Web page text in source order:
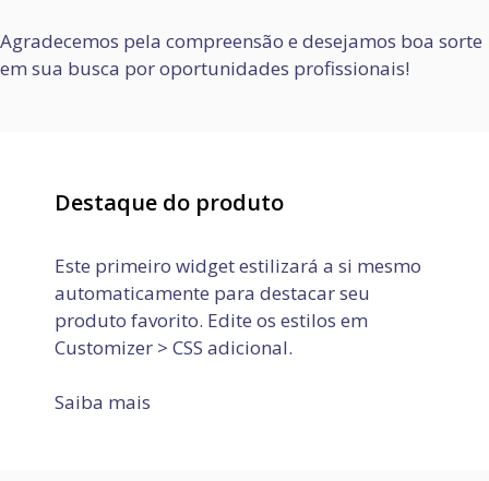
Agradecemos pela compreensão e desejamos boa sorte
em sua busca por oportunidades profissionais!
Destaque do produto
Este primeiro widget estilizará a si mesmo
automaticamente para destacar seu
produto favorito. Edite os estilos em
Customizer > CSS adicional.
Saiba mais